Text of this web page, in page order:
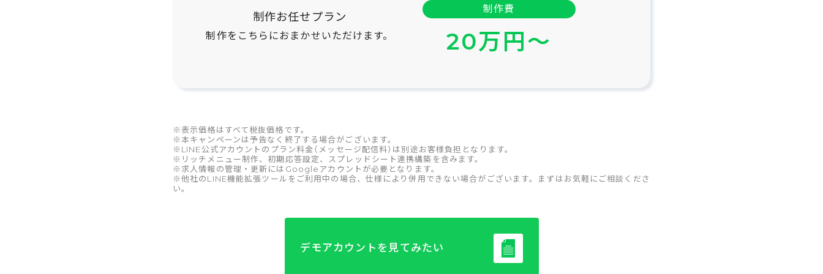
制作お任せプラン
制作をこちらにおまかせいただけます。
制作費
20万円〜
※表示価格はすべて税抜価格です。
※本キャンペーンは予告なく終了する場合がございます。
※LINE公式アカウントのプラン料金（メッセージ配信料）は別途お客様負担となります。
※リッチメニュー制作、初期応答設定、スプレッドシート連携構築を含みます。
※求人情報の管理・更新にはGoogleアカウントが必要となります。
※他社のLINE機能拡張ツールをご利用中の場合、仕様により併用できない場合がございます。まずはお気軽にご相談くださ
い。
デモアカウントを見てみたい